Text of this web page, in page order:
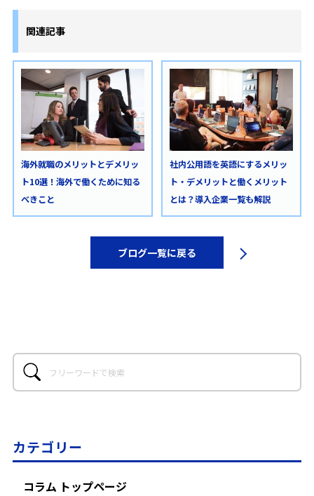
関連記事
海外就職のメリットとデメリッ
ト10選！海外で働くために知る
べきこと
社内公用語を英語にするメリッ
ト・デメリットと働くメリット
とは？導入企業一覧も解説
ブログ一覧に戻る
カテゴリー
コラム トップページ